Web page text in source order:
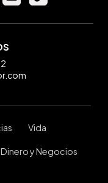
Vida
Dinero y Negocios